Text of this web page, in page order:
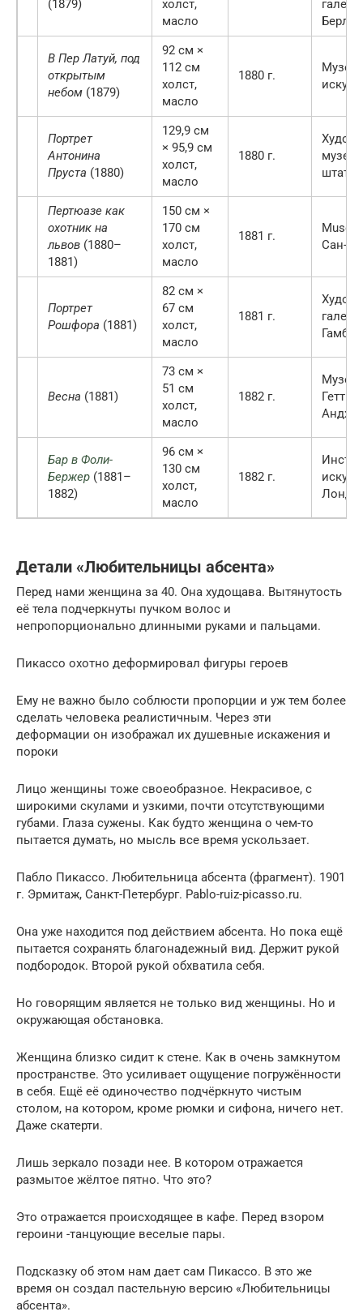
(1879)
холст,
масло
В Пер Латуй, под
открытым
небом (1879)
92 см ×
112 см
холст,
масло
1880 г.
Музей
Портрет
Антонина
Пруста (1880)
129,9 см
× 95,9 см
холст,
масло
1880 г.
музей
штат
Пертюазе как
охотник на
львов (1880–
1881)
150 см ×
170 см
холст,
масло
1881 г.
Museu
Сан-
Портрет
Рошфора (1881)
82 см ×
67 см
холст,
масло
1881 г.
Весна (1881)
73 см ×
51 см
холст,
масло
1882 г.
Музей
Гетти
Бар в Фоли-
Бержер (1881–
1882)
96 см ×
130 см
холст,
масло
1882 г.
Детали «Любительницы абсента»
Перед нами женщина за 40. Она худощава. Вытянутость
её тела подчеркнуты пучком волос и
непропорционально длинными руками и пальцами.
Пикассо охотно деформировал фигуры героев
Ему не важно было соблюсти пропорции и уж тем более
сделать человека реалистичным. Через эти
деформации он изображал их душевные искажения и
пороки
Лицо женщины тоже своеобразное. Некрасивое, с
широкими скулами и узкими, почти отсутствующими
губами. Глаза сужены. Как будто женщина о чем-то
пытается думать, но мысль все время ускользает.
Пабло Пикассо. Любительница абсента (фрагмент). 1901
г. Эрмитаж, Санкт-Петербург. Pablo-ruiz-picasso.ru.
Она уже находится под действием абсента. Но пока ещё
пытается сохранять благонадежный вид. Держит рукой
подбородок. Второй рукой обхватила себя.
Но говорящим является не только вид женщины. Но и
окружающая обстановка.
Женщина близко сидит к стене. Как в очень замкнутом
пространстве. Это усиливает ощущение погружённости
в себя. Ещё её одиночество подчёркнуто чистым
столом, на котором, кроме рюмки и сифона, ничего нет.
Даже скатерти.
Лишь зеркало позади нее. В котором отражается
размытое жёлтое пятно. Что это?
Это отражается происходящее в кафе. Перед взором
героини -танцующие веселые пары.
Подсказку об этом нам дает сам Пикассо. В это же
время он создал пастельную версию «Любительницы
абсента».